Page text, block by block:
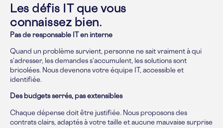
Les défis IT que vous
connaissez bien.
Pas de responsable IT en interne
Quand un problème survient, personne ne sait vraiment à qui
s’adresser, les demandes s’accumulent, les solutions sont
bricolées. Nous devenons votre équipe IT, accessible et
identifiée.
Des budgets serrés, pas extensibles
Chaque dépense doit être justifiée. Nous proposons des
contrats clairs, adaptés à votre taille et aucune mauvaise surprise